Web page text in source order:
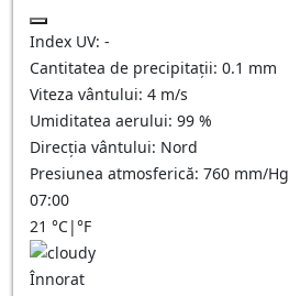
Index UV: -
Cantitatea de precipitații: 0.1 mm
Viteza vântului: 4 m/s
Umiditatea aerului: 99 %
Direcția vântului: Nord
Presiunea atmosferică: 760 mm/Hg
07:00
21 °C|°F
Înnorat